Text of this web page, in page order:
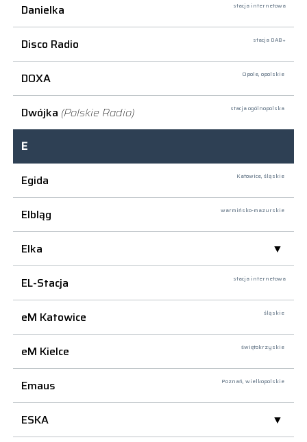
Danielka
stacja internetowa
Disco Radio stacja DAB+
DOXA Opole, opolskie
Dwójka (Polskie Radio) stacja ogólnopolska
E
Egida
Katowice, śląskie
Elbląg warmińsko-mazurskie
Elka
EL-Stacja
stacja internetowa
eM Katowice śląskie
eM Kielce świętokrzyskie
Emaus Poznań, wielkopolskie
ESKA